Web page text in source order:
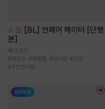
소설 [BL] 언페어 헤이터 [단행
본]
3.5만
#미인수 #애절물 #첫사랑 #강공
#3인칭시점